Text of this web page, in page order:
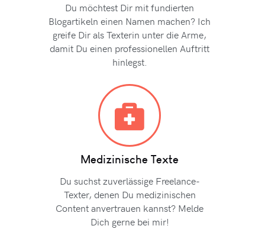
Du möchtest Dir mit fundierten
Blogartikeln einen Namen machen? Ich
greife Dir als Texterin unter die Arme,
damit Du einen professionellen Auftritt
hinlegst.
Medizinische Texte
Du suchst zuverlässige Freelance-
Texter, denen Du medizinischen
Content anvertrauen kannst? Melde
Dich gerne bei mir!